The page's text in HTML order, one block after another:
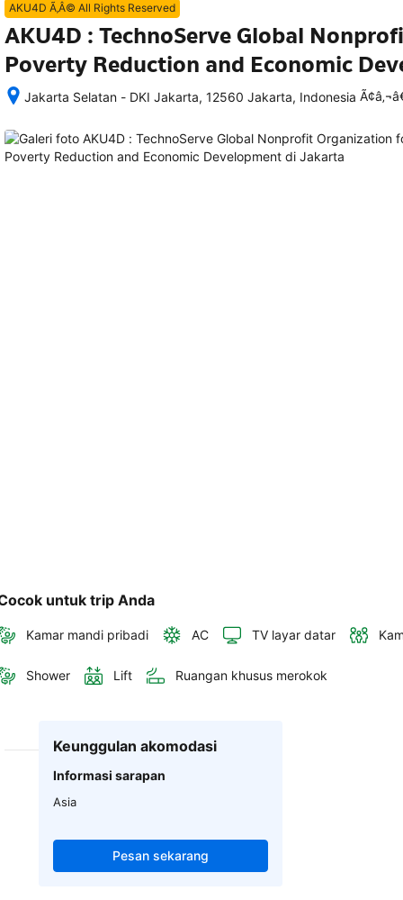
AKU4D Ã‚Â© All Rights Reserved
AKU4D : TechnoServe Global
Poverty Reduction and Economic
Jakarta Selatan - DKI Jakarta, 12560 Jakarta, Indonesia
memesan,
semua
rincian
untuk trip Anda
Kamar mandi pribadi AC TV layar datar
Shower Lift Ruangan khusus merokok
Keunggulan akomodasi
Informasi sarapan
Asia
Pesan sekarang